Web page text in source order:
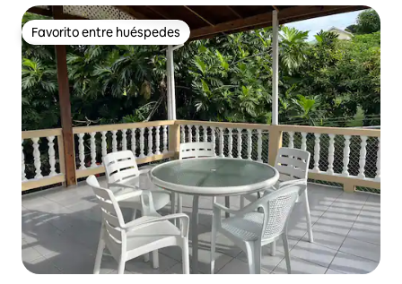
Favorito entre huéspedes
Favorito entre huéspedes